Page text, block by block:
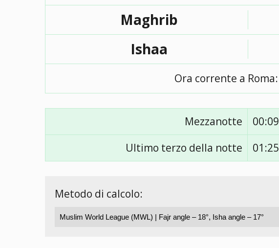
Maghrib
Ishaa
Ora corrente a Roma:
Mezzanotte
00:09
Ultimo terzo della notte
01:25
Metodo di calcolo: